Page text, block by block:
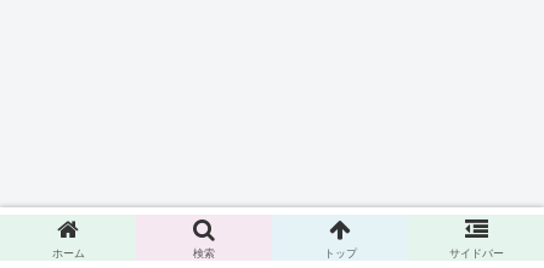
ホーム 検索 トップ サイドバー